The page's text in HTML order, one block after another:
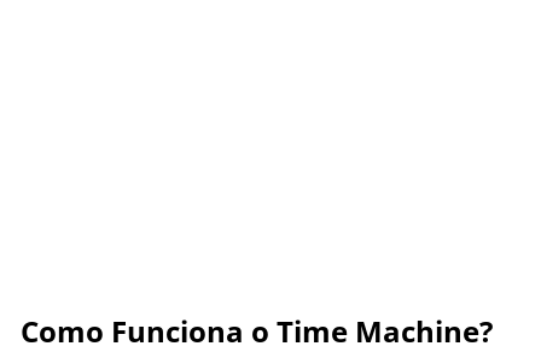
Como Funciona o Time Machine?